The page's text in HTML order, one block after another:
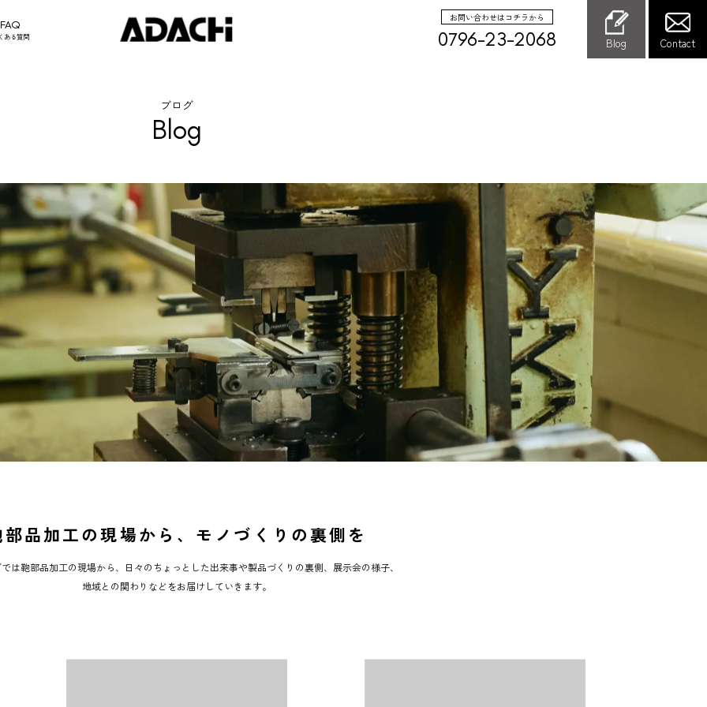
FAQ
ある質問
お問い合わせはコチラから
0796-23-2068 Blog Contact
ブログ
Blog
品加工の現場から、 モノづくりの裏側を
は鞄部品加工の現場から、日々のちょっとした出来事や製品づくりの裏側、展示会の様子、
地域との関わりなどをお届けしていきます。